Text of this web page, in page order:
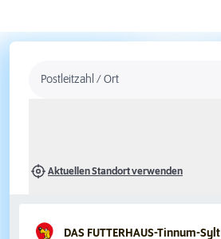
Postleitzahl / Ort
Aktuellen Standort verwenden
DAS FUTTERHAUS-Tinnum-Sylt